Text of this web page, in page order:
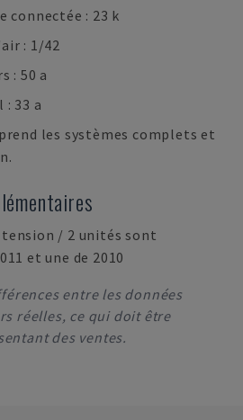
connectée : 23 k
: 1/42
: 50 a
33 a
les systèmes complets et
tension / 2 unités sont
et une de 2010
entre les données
réelles, ce qui doit être
des ventes.